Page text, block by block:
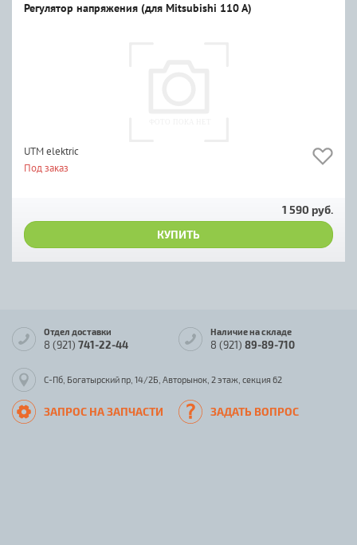
Регулятор напряжения (для Mitsubishi 110 A)
UTM elektric
Под заказ
1 590 руб.
КУПИТЬ
Отдел доставки
8 (921) 741-22-44
Наличие на складе
8 (921) 89-89-710
С-Пб, Богатырский пр, 14/2Б, Авторынок, 2 этаж, секция 62
ЗАПРОС НА ЗАПЧАСТИ ЗАДАТЬ ВОПРОС